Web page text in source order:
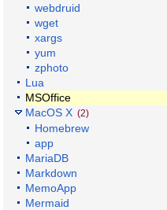
webdruid
wget
xargs
yum
zphoto
Lua
MSOffice
MacOS X (2)
Homebrew
app
MariaDB
Markdown
MemoApp
Mermaid